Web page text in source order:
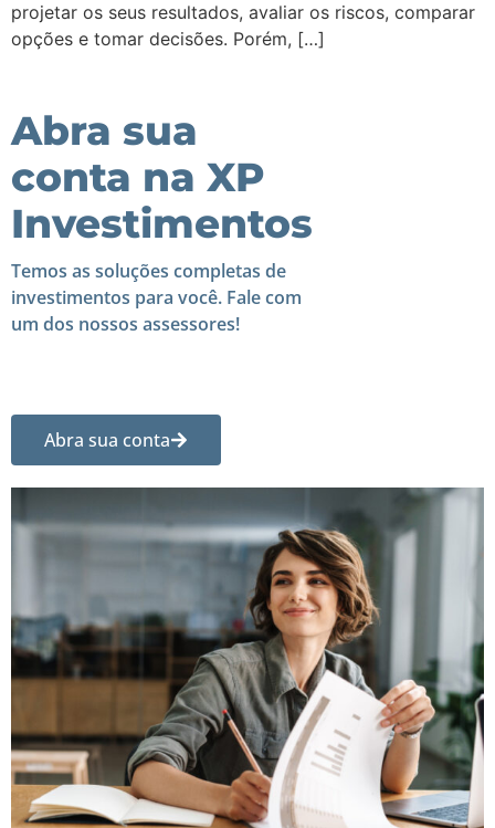
projetar os seus resultados, avaliar os riscos, comparar
opções e tomar decisões. Porém, […]
Abra sua
conta na XP
Investimentos
Temos as soluções completas de
investimentos para você. Fale com
um dos nossos assessores!
Abra sua conta